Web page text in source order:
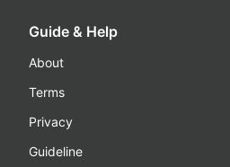
Guide & Help
About
Terms
Privacy
Guideline